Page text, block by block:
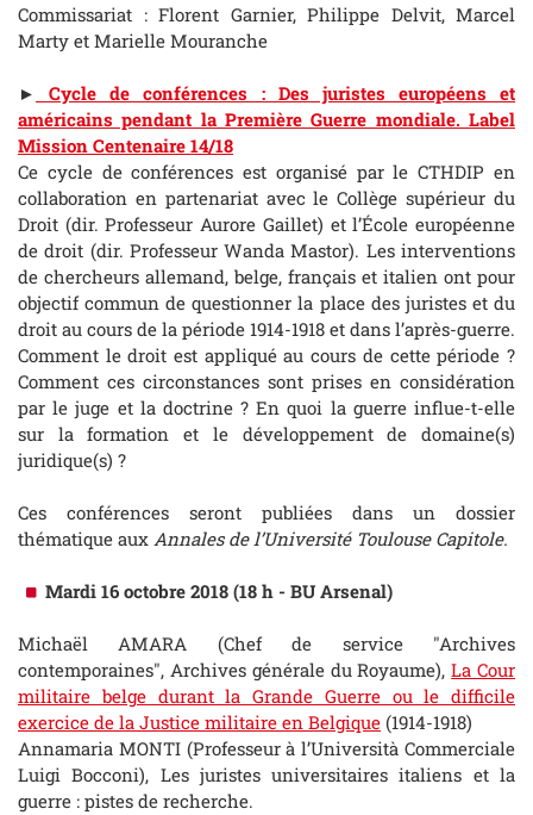
Commissariat : Florent Garnier, Philippe Delvit, Marcel
Marty et Marielle Mouranche
►
Cycle de conférences : Des juristes européens et
américains pendant la Première Guerre mondiale. Label
Mission Centenaire 14/18
Ce cycle de conférences est organisé par le CTHDIP en
collaboration en partenariat avec le Collège supérieur du
Droit (dir. Professeur Aurore Gaillet) et l’École européenne
de droit (dir. Professeur Wanda Mastor). Les interventions
de chercheurs allemand, belge, français et italien ont pour
objectif commun de questionner la place des juristes et du
droit au cours de la période 1914-1918 et dans l’après-guerre.
Comment le droit est appliqué au cours de cette période ?
Comment ces circonstances sont prises en considération
par le juge et la doctrine ? En quoi la guerre influe-t-elle
sur la formation et le développement de domaine(s)
juridique(s) ?
Ces conférences seront publiées dans un dossier
thématique aux Annales de l’Université Toulouse Capitole.
Mardi 16 octobre 2018 (18 h - BU Arsenal)
Michaël AMARA (Chef de service "Archives
contemporaines", Archives générale du Royaume),La Cour
militaire belge durant la Grande Guerre ou le difficile
exercice de la Justice militaire en Belgique (1914-1918)
Annamaria MONTI (Professeur à l’Università Commerciale
Luigi Bocconi), Les juristes universitaires italiens et la
guerre : pistes de recherche.